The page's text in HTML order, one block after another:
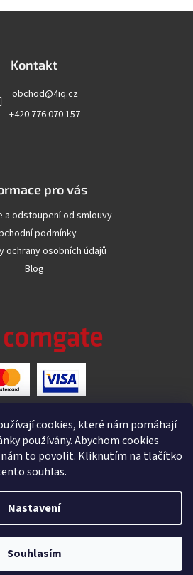
cookies, které nám pomáhají
používány. Abychom cookies
to povolit. Kliknutím na tlačítko
souhlas.
Nastavení
Souhlasím
Kontakt
obchod@4iq.cz
+420 776 070 157
pro vás
a odstoupení od smlouvy
podmínky
ochrany osobních údajů
Blog
Vytvořil Shoptet